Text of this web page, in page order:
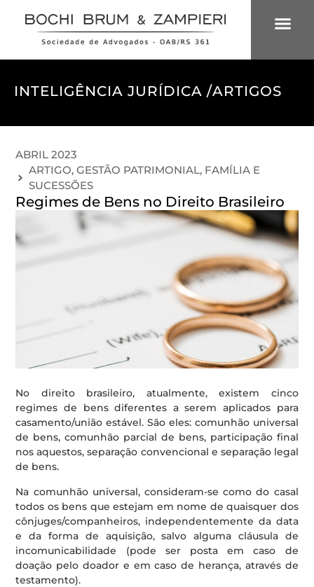
INTELIGÊNCIA JURÍDICA /ARTIGOS
ABRIL 2023
ARTIGO,GESTÃO PATRIMONIAL, FAMÍLIA E
SUCESSÕES
Regimes de Bens no Direito Brasileiro
No direito brasileiro, atualmente, existem cinco
regimes de bens diferentes a serem aplicados para
casamento/união estável. São eles: comunhão universal
de bens, comunhão parcial de bens, participação final
nos aquestos, separação convencional e separação legal
de bens.
Na comunhão universal, consideram-se como do casal
todos os bens que estejam em nome de quaisquer dos
cônjuges/companheiros, independentemente da data
e da forma de aquisição, salvo alguma cláusula de
incomunicabilidade (pode ser posta em caso de
doação pelo doador e em caso de herança, através de
testamento).